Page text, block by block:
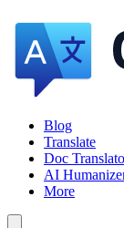
Blog
Translate
Doc
AI
More